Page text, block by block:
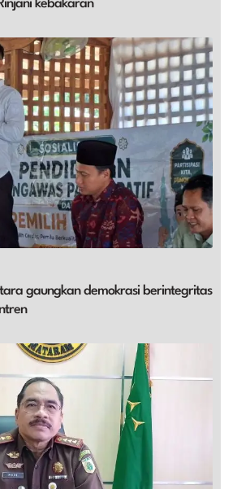
kebakaran
gaungkan demokrasi berintegritas